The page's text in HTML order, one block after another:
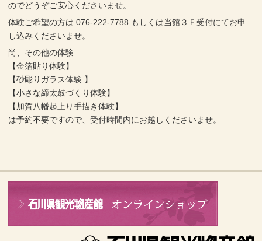
のでどうぞご安心くださいませ。
体験ご希望の方は 076-222-7788 もしくは当館３Ｆ受付にてお申
し込みくださいませ。
尚、その他の体験
【金箔貼り体験】
【砂彫りガラス体験 】
【小さな締太鼓づくり体験】
【加賀八幡起上り手描き体験】
は予約不要ですので、受付時間内にお越しくださいませ。